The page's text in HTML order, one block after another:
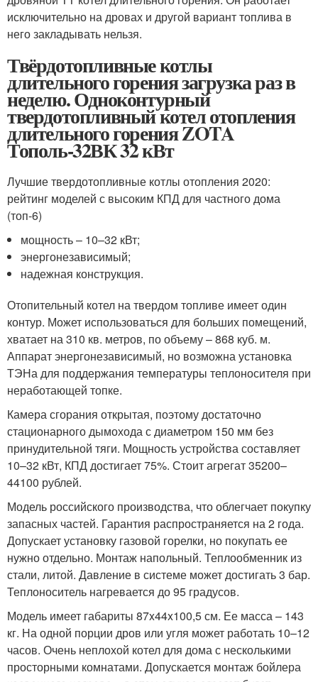
исключительно на дровах и другой вариант топлива в
него закладывать нельзя.
Твёрдотопливные котлы
длительного горения загрузка раз в
неделю. Одноконтурный
твердотопливный котел отопления
длительного горения ZOTA
Тополь-32ВК 32 кВт
Лучшие твердотопливные котлы отопления 2020:
рейтинг моделей с высоким КПД для частного дома
(топ-6)
мощность – 10–32 кВт;
энергонезависимый;
надежная конструкция.
Отопительный котел на твердом топливе имеет один
контур. Может использоваться для больших помещений,
хватает на 310 кв. метров, по объему – 868 куб. м.
Аппарат энергонезависимый, но возможна установка
ТЭНа для поддержания температуры теплоносителя при
неработающей топке.
Камера сгорания открытая, поэтому достаточно
стационарного дымохода с диаметром 150 мм без
принудительной тяги. Мощность устройства составляет
10–32 кВт, КПД достигает 75%. Стоит агрегат 35200–
44100 рублей.
Модель российского производства, что облегчает покупку
запасных частей. Гарантия распространяется на 2 года.
Допускает установку газовой горелки, но покупать ее
нужно отдельно. Монтаж напольный. Теплообменник из
стали, литой. Давление в системе может достигать 3 бар.
Теплоноситель нагревается до 95 градусов.
Модель имеет габариты 87x44x100,5 см. Ее масса – 143
кг. На одной порции дров или угля может работать 10–12
часов. Очень неплохой котел для дома с несколькими
просторными комнатами. Допускается монтаж бойлера